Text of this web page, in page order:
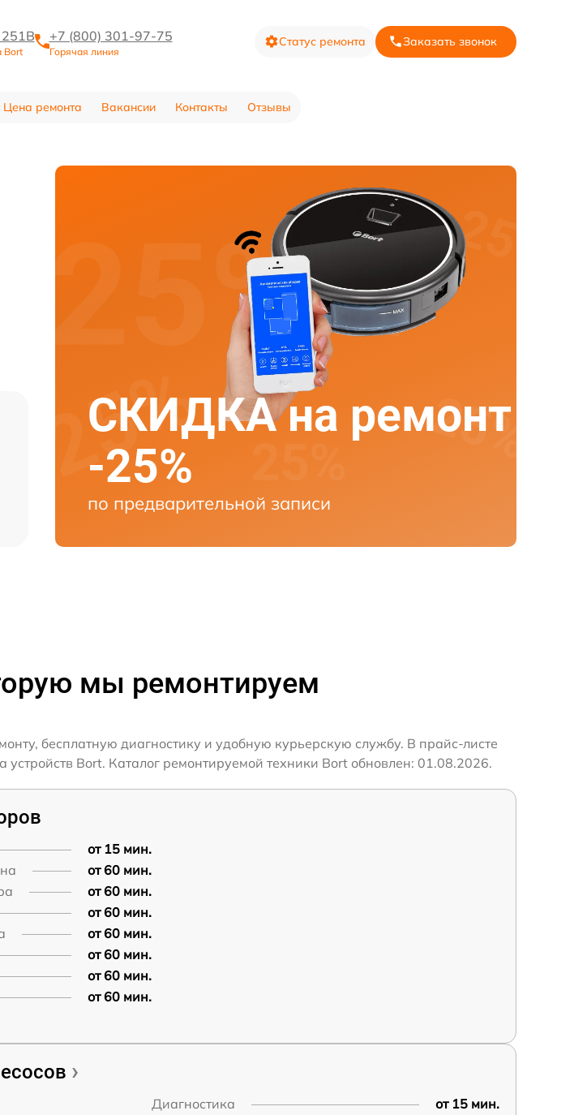
251В
Bort
+7 (800) 301-97-75
Горячая линия
Статус ремонта Заказать звонок
Цена ремонта Вакансии Контакты Отзывы
СКИДКА на ремонт
-25%
по предварительной записи
мы ремонтируем
бесплатную диагностику и удобную курьерскую службу. В прайс-листе
Bort. Каталог ремонтируемой техники Bort обновлен: 01.08.2026.
от 15 мин.
от 60 мин.
от 60 мин.
от 60 мин.
от 60 мин.
от 60 мин.
от 60 мин.
от 60 мин.
Диагностика
от 15 мин.